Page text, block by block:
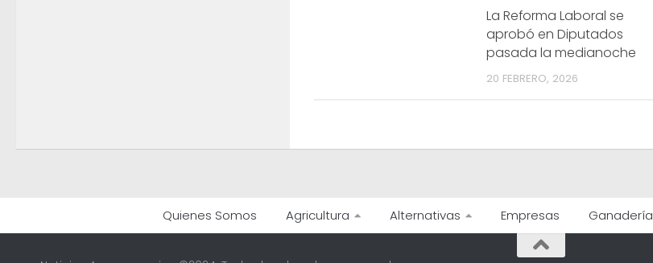
La Reforma Laboral se
aprobó en Diputados
pasada la medianoche
20 FEBRERO, 2026
Quienes Somos Agricultura Alternativas Empresas Ganadería